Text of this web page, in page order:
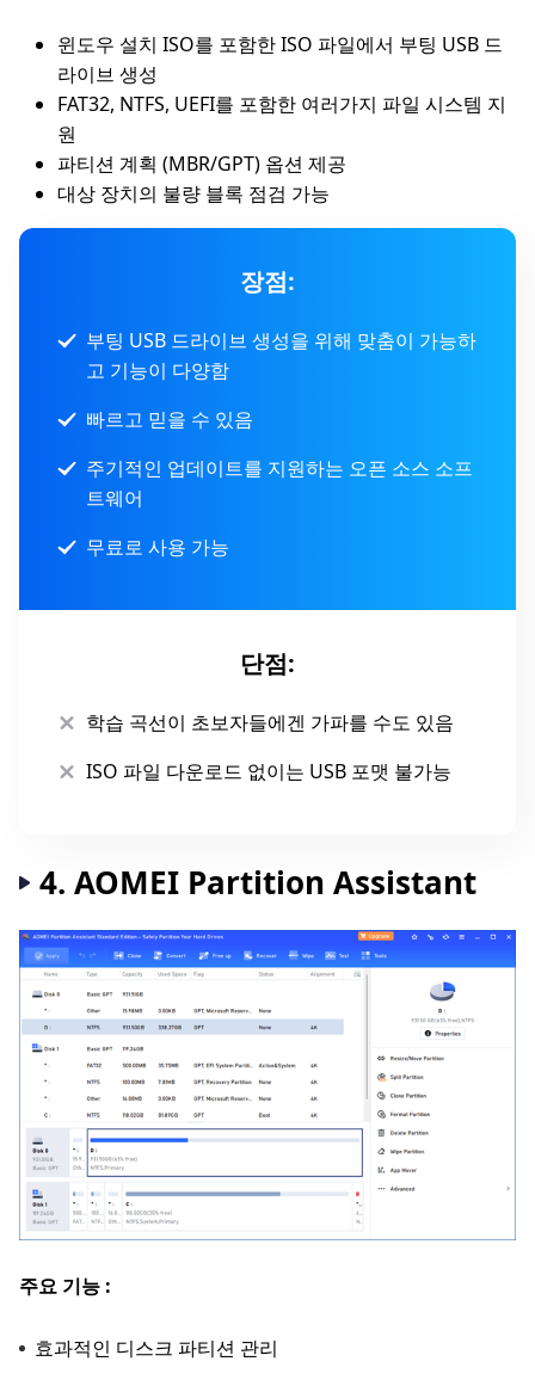
윈도우 설치 ISO를 포함한 ISO 파일에서 부팅 USB 드
라이브 생성
FAT32, NTFS, UEFI를 포함한 여러가지 파일 시스템 지
원
파티션 계획 (MBR/GPT) 옵션 제공
대상 장치의 불량 블록 점검 가능
장점:
부팅 USB 드라이브 생성을 위해 맞춤이 가능하
고 기능이 다양함
빠르고 믿을 수 있음
주기적인 업데이트를 지원하는 오픈 소스 소프
트웨어
무료로 사용 가능
단점:
학습 곡선이 초보자들에겐 가파를 수도 있음
ISO 파일 다운로드 없이는 USB 포맷 불가능
4. AOMEI Partition Assistant
주요 기능 :
효과적인 디스크 파티션 관리